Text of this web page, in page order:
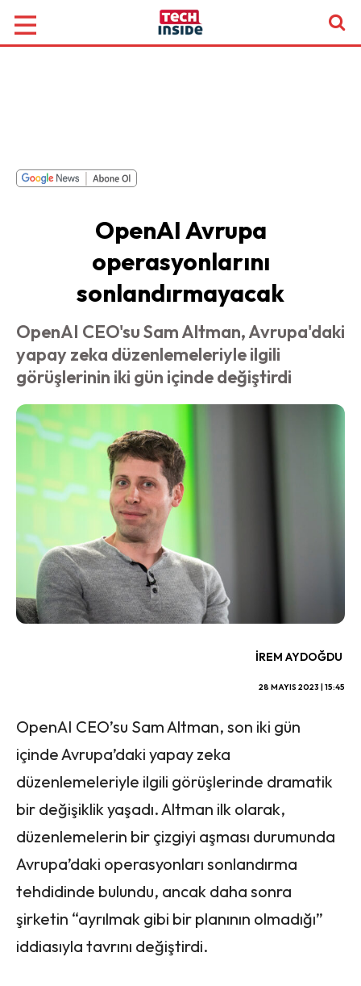
OpenAI Avrupa
operasyonlarını
sonlandırmayacak
OpenAI CEO'su Sam Altman, Avrupa'daki
yapay zeka düzenlemeleriyle ilgili
görüşlerinin iki gün içinde değiştirdi
İREM AYDOĞDU
28 MAYIS 2023 | 15:45
OpenAI CEO’su Sam Altman, son iki gün
içinde Avrupa’daki yapay zeka
düzenlemeleriyle ilgili görüşlerinde dramatik
bir değişiklik yaşadı. Altman ilk olarak,
düzenlemelerin bir çizgiyi aşması durumunda
Avrupa’daki operasyonları sonlandırma
tehdidinde bulundu, ancak daha sonra
şirketin “ayrılmak gibi bir planının olmadığı”
iddiasıyla tavrını değiştirdi.